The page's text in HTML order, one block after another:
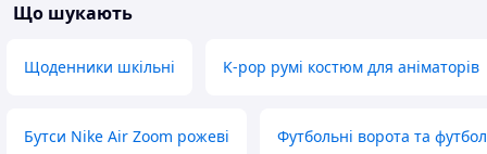
Що шукають
Щоденники шкільні K-pop румі костюм для аніматорів
Бутси Nike Air Zoom рожеві Футбольні ворота та